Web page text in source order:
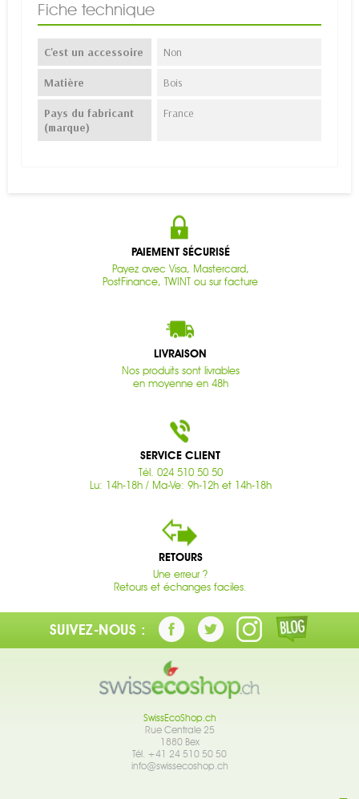
Fiche technique
C'est un accessoire Non
Matière Bois
Pays du fabricant
(marque)
France
PAIEMENT SÉCURISÉ
Payez avec Visa, Mastercard,
PostFinance, TWINT ou sur facture
LIVRAISON
Nos produits sont livrables
en moyenne en 48h
SERVICE CLIENT
Tél. 024 510 50 50
Lu: 14h-18h / Ma-Ve: 9h-12h et 14h-18h
RETOURS
Une erreur ?
Retours et échanges faciles.
SUIVEZ-NOUS :
SwissEcoShop.ch
Rue Centrale 25
1880 Bex
Tél. +41 24 510 50 50
info@swissecoshop.ch